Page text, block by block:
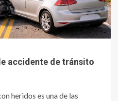
accidente de tránsito
heridos es una de las